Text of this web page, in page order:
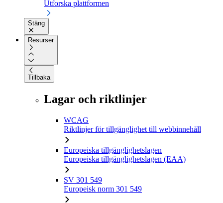
Utforska plattformen
Stäng
Resurser
Tillbaka
Lagar och riktlinjer
WCAG
Riktlinjer för tillgänglighet till webbinnehåll
Europeiska tillgänglighetslagen
Europeiska tillgänglighetslagen (EAA)
SV 301 549
Europeisk norm 301 549